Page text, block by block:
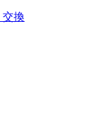
交換